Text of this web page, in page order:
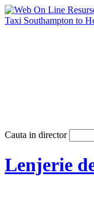
Taxi Southampton to
Cauta in director
Lenjerie